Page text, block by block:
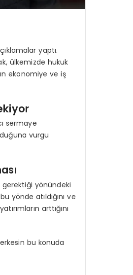
yaptı.
ülkemizde hukuk
ekonomiye ve iş
sermaye
vurgu
gerektiği yönündeki
yönde atıldığını ve
arttığını
bu konuda